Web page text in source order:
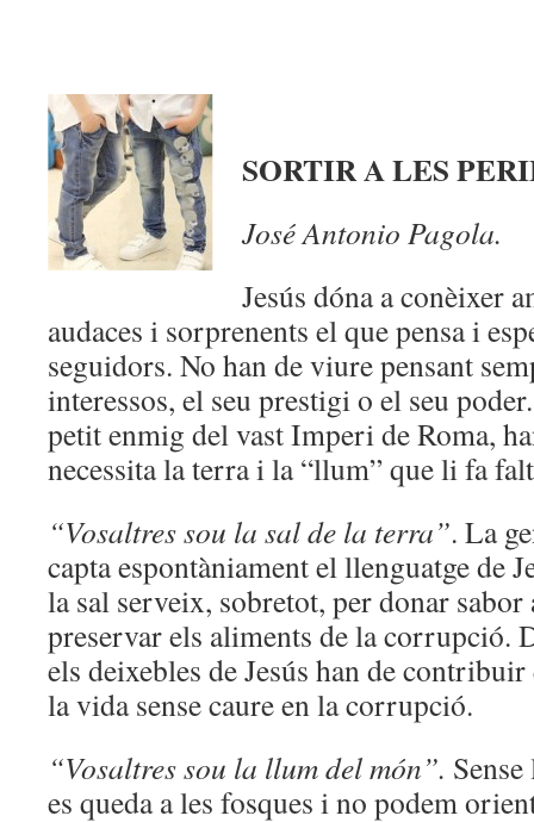
SORTIR A LES
José Antonio Pagola.
Jesús dóna a conèixer
audaces i sorprenents el que pensa i
seguidors. No han de viure pensant
interessos, el seu prestigi o el seu
petit enmig del vast Imperi de Roma,
necessita la terra i la “llum” que li fa
“Vosaltres sou la sal de la terra”. La
capta espontàniament el llenguatge de
la sal serveix, sobretot, per donar
preservar els aliments de la corrupció.
els deixebles de Jesús han de
la vida sense caure en la corrupció.
“Vosaltres sou la llum del món”.
es queda a les fosques i no podem